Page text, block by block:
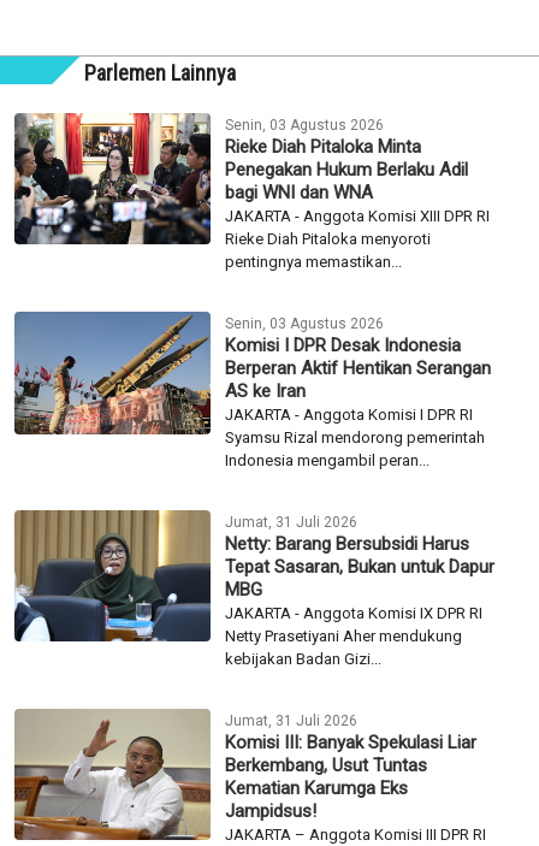
Parlemen Lainnya
Senin, 03 Agustus 2026
Rieke Diah Pitaloka Minta
Penegakan Hukum Berlaku Adil
bagi WNI dan WNA
JAKARTA - Anggota Komisi XIII DPR RI
Rieke Diah Pitaloka menyoroti
pentingnya memastikan...
Senin, 03 Agustus 2026
Komisi I DPR Desak Indonesia
Berperan Aktif Hentikan Serangan
AS ke Iran
JAKARTA - Anggota Komisi I DPR RI
Syamsu Rizal mendorong pemerintah
Indonesia mengambil peran...
Jumat, 31 Juli 2026
Netty: Barang Bersubsidi Harus
Tepat Sasaran, Bukan untuk Dapur
MBG
JAKARTA - Anggota Komisi IX DPR RI
Netty Prasetiyani Aher mendukung
kebijakan Badan Gizi...
Jumat, 31 Juli 2026
Komisi III: Banyak Spekulasi Liar
Berkembang, Usut Tuntas
Kematian Karumga Eks
Jampidsus!
JAKARTA – Anggota Komisi III DPR RI